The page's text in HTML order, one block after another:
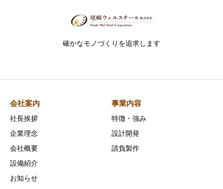
確かなモノづくりを追求します
会社案内
社長挨拶
企業理念
会社概要
設備紹介
お知らせ
事業内容
特徴・強み
設計開発
請負製作